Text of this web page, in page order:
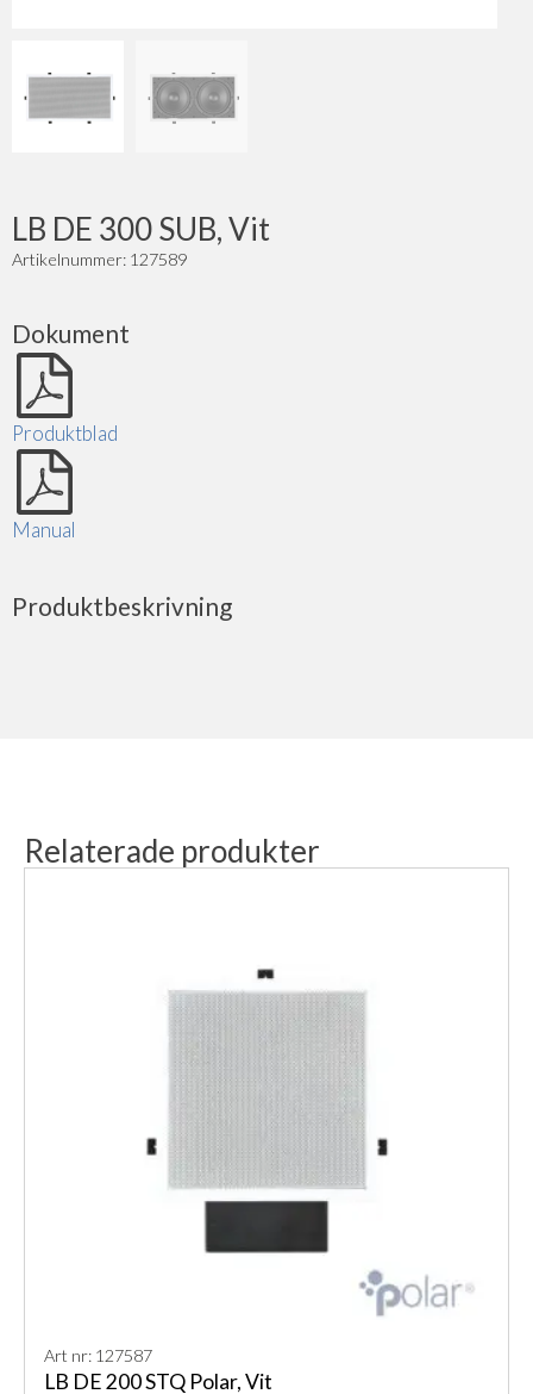
LB DE 300 SUB, Vit
Artikelnummer: 127589
Dokument
Produktblad
Manual
Produktbeskrivning
Relaterade produkter
Art nr: 127587
LB DE 200 STQ Polar, Vit